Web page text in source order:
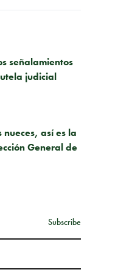
señalamientos
judicial
así es la
General de